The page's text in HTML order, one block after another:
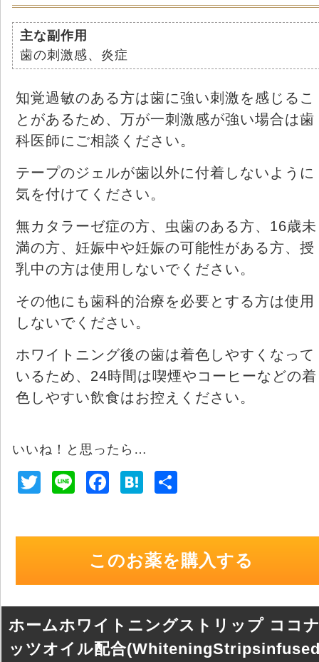
主な副作用
歯の刺激感、炎症
知覚過敏のある方は歯に強い刺激を感じるこ
とがあるため、万が一刺激感が強い場合は歯
科医師にご相談ください。
テープのジェルが歯以外に付着しないように
気を付けてください。
無カタラーゼ症の方、虫歯のある方、16歳未
満の方、妊娠中や妊娠の可能性がある方、授
乳中の方は使用しないでください。
その他にも歯科的治療を必要とする方は使用
しないでください。
ホワイトニング後の歯は着色しやすくなって
いるため、24時間は喫煙やコーヒーなどの着
色しやすい飲食はお控えください。
いいね！と思ったら…
T
Li
e
b
o
k
H
n
a
このお薬を購入する
ホームホワイトニングストリップ ココ
ッツオイル配合